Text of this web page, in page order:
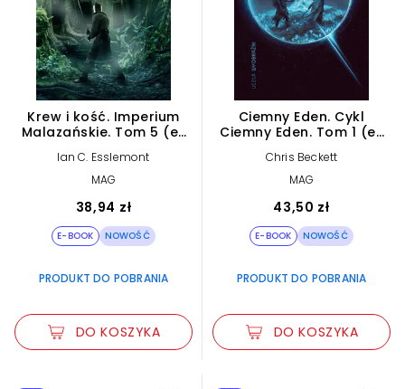
Krew i kość. Imperium
Malazańskie. Tom 5 (e-
Ian C. Esslemont
MAG
38,94 zł
E-BOOK NOWOŚĆ
PRODUKT DO POBRANIA
DO KOSZYKA
Ciemny Eden. Cykl
Ciemny Eden. Tom 1 (e-
Chris Beckett
MAG
43,50 zł
E-BOOK NOWOŚĆ
PRODUKT DO POBRANIA
DO KOSZYKA